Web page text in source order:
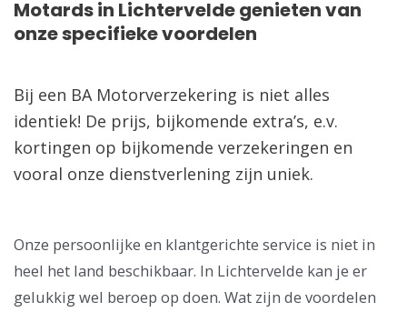
Motards in Lichtervelde genieten van
onze specifieke voordelen
Bij een BA Motorverzekering is niet alles
identiek! De prijs, bijkomende extra’s, e.v.
kortingen op bijkomende verzekeringen en
vooral onze dienstverlening zijn uniek.
Onze persoonlijke en klantgerichte service is niet in
heel het land beschikbaar. In Lichtervelde kan je er
gelukkig wel beroep op doen. Wat zijn de voordelen